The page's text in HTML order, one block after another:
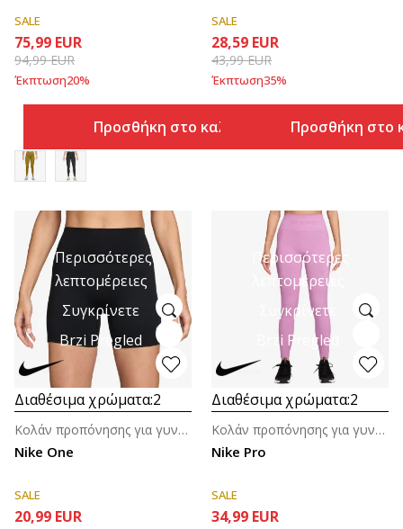
SALE
75,99 EUR
94,99EUR
Έκπτωση20%
Προσθήκη στο καλάθι
SALE
28,59 EUR
43,99EUR
Έκπτωση35%
Προσθήκη στο
Περισσότερες
λεπτομέρειες
Συγκρίνετε
Brzi Pregled
Διαθέσιμα χρώματα:2
Nike One
Κολάν προπόνησης για γυναίκες
SALE
20,99 EUR
Περισσότερες
λεπτομέρειες
Συγκρίνετε
Brzi Pregled
Διαθέσιμα χρώματα:2
Nike Pro
Κολάν προπόνησης για γυναίκες
SALE
34,99 EUR